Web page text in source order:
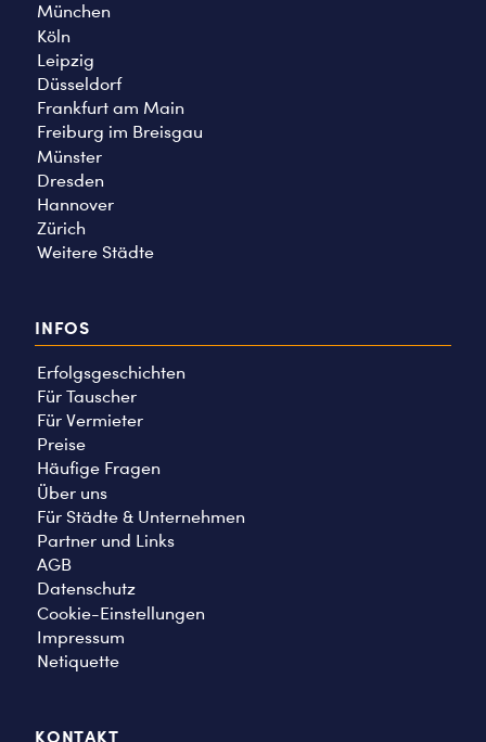
München
Köln
Leipzig
Düsseldorf
Frankfurt am Main
Freiburg im Breisgau
Münster
Dresden
Hannover
Zürich
Weitere Städte
INFOS
Erfolgsgeschichten
Für Tauscher
Für Vermieter
Preise
Häufige Fragen
Über uns
Für Städte & Unternehmen
Partner und Links
AGB
Datenschutz
Cookie-Einstellungen
Impressum
Netiquette
KONTAKT